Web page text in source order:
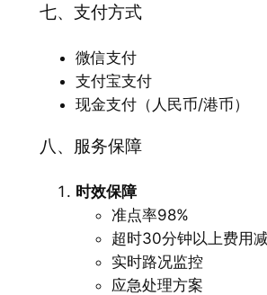
七、支付方式
微信支付
支付宝支付
现金支付（人民币/港币）
八、服务保障
时效保障
准点率98%
超时30分钟以上费用
实时路况监控
应急处理方案